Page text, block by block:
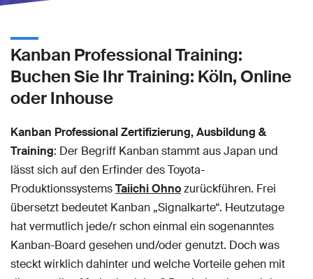
Kanban Professional Training:
Buchen Sie Ihr Training: Köln, Online
oder Inhouse
Kanban ProfessionalZertifizierung, Ausbildung &
Training: Der Begriff Kanban stammt aus Japan und
lässt sich auf den Erfinder des Toyota-
ProduktionssystemsTaiichi Ohnozurückführen. Frei
übersetzt bedeutet Kanban „Signalkarte“. Heutzutage
hat vermutlich jede/r schon einmal ein sogenanntes
Kanban-Board gesehen und/oder genutzt. Doch was
steckt wirklich dahinter und welche Vorteile gehen mit